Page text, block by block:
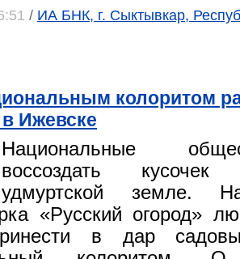
/ ИА БНК, г. Сыктывкар,
колоритом
Ижевске
Национальные
воссоздать
удмуртской земле.
«Русский огород»
в дар